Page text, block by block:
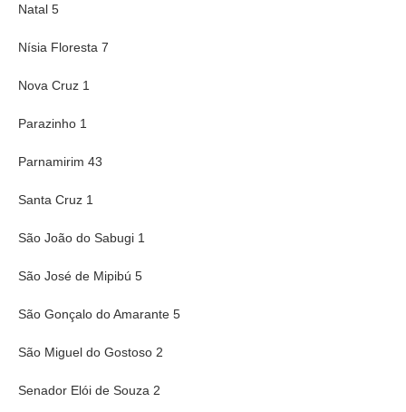
Natal 5
Nísia Floresta 7
Nova Cruz 1
Parazinho 1
Parnamirim 43
Santa Cruz 1
São João do Sabugi 1
São José de Mipibú 5
São Gonçalo do Amarante 5
São Miguel do Gostoso 2
Senador Elói de Souza 2